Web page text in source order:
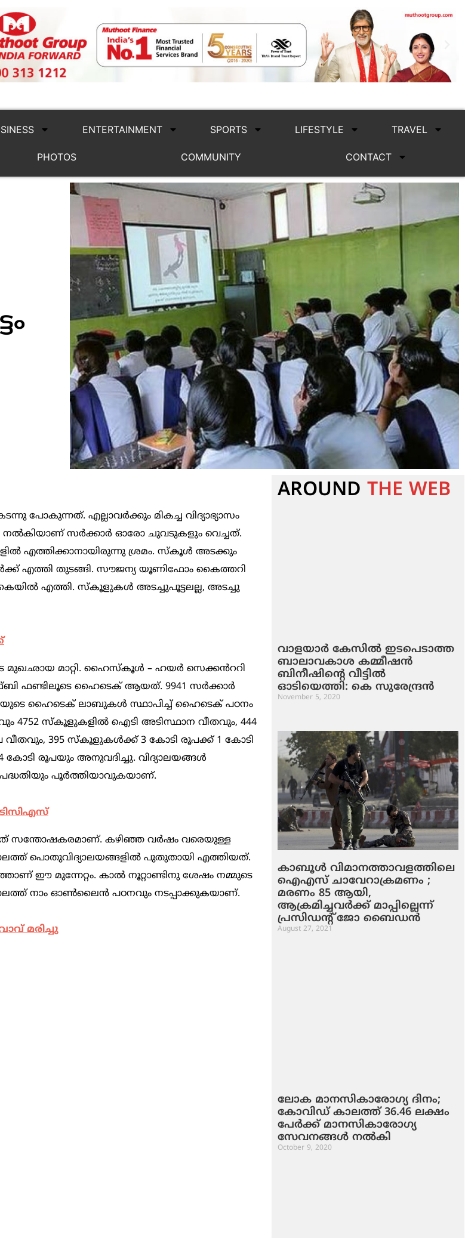
ENTERTAINMENT SPORTS LIFESTYLE TRAVEL
PHOTOS COMMUNITY CONTACT
പോകുന്നത്. എല്ലാവർക്കും മികച്ച വിദ്യാഭ്യാസം
നൽകിയാണ് സർക്കാർ ഓരോ ചുവടുകളും വെച്ചത്.
എത്തിക്കാനായിരുന്നു ശ്രമം. സ്കൂൾ അടക്കും
എത്തി തുടങ്ങി. സൗജന്യ യൂണിഫോം കൈത്തറി
എത്തി. സ്കൂളുകൾ അടച്ചുപൂട്ടലല്ല, അടച്ചു
മുഖഛായ മാറ്റി. ഹൈസ്കൂൾ – ഹയർ സെക്കൻററി
ഫണ്ടിലൂടെ ഹൈടെക് ആയത്. 9941 സര്‍ക്കാര്‍
ഹൈടെക് ലാബുകൾ സ്ഥാപിച്ച് ഹൈടെക് പഠനം
4752 സ്‌കൂളുകളിൽ ഐടി അടിസ്ഥാന വീതവും, 444
395 സ്‌കൂളുകൾക്ക് 3 കോടി രൂപക്ക് 1 കോടി
കോടി രൂപയും അനുവദിച്ചു. വിദ്യാലയങ്ങൾ
പദ്ധതിയും പൂർത്തിയാവുകയാണ്.
എന്നത് സന്തോഷകരമാണ്. കഴിഞ്ഞ വർഷം വരെയുള്ള
പൊതുവിദ്യാലയങ്ങളിൽ പുതുതായി എത്തിയത്.
ഈ മുന്നേറ്റം. കാൽ നൂറ്റാണ്ടിനു ശേഷം നമ്മുടെ
നാം ഓൺലൈൻ പഠനവും നടപ്പാക്കുകയാണ്.
മരിച്ചു
AROUND THE WEB
വാളയാര്‍ കേസില്‍ ഇടപെടാത്ത
ബാലാവകാശ കമ്മീഷന്‍
ബിനീഷിന്റെ വീട്ടില്‍
ഓടിയെത്തി: കെ സുരേന്ദ്രന്‍
November 5, 2020
കാബൂള്‍ വിമാനത്താവളത്തിലെ
ഐഎസ് ചാവേറാക്രമണം ;
മരണം 85 ആയി,
ആക്രമിച്ചവര്‍ക്ക് മാപ്പില്ലെന്ന്
പ്രസിഡന്റ് ജോ ബൈഡന്‍
August 27, 2021
ലോക മാനസികാരോഗ്യ ദിനം;
കോവിഡ് കാലത്ത് 36.46 ലക്ഷം
പേര്‍ക്ക് മാനസികാരോഗ്യ
സേവനങ്ങള്‍ നല്‍കി
October 9, 2020